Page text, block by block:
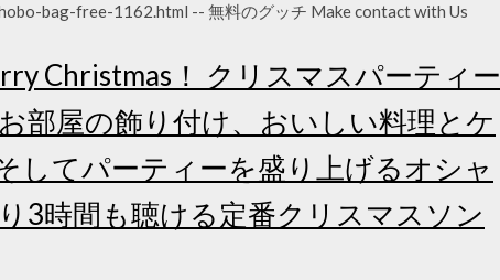
bag-free-1162.html -- 無料のグッチ Make contact with Us
Christmas！ クリスマスパーティー
部屋の飾り付け、おいしい料理とケ
してパーティーを盛り上げるオシャ
3時間も聴ける定番クリスマスソン